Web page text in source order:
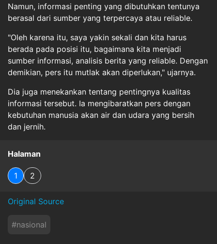
Namun, informasi penting yang dibutuhkan tentunya
berasal dari sumber yang terpercaya atau reliable.
"Oleh karena itu, saya yakin sekali dan kita harus
berada pada posisi itu, bagaimana kita menjadi
sumber informasi, analisis berita yang reliable. Dengan
demikian, pers itu mutlak akan diperlukan," ujarnya.
Dia juga menekankan tentang pentingnya kualitas
informasi tersebut. Ia mengibaratkan pers dengan
kebutuhan manusia akan air dan udara yang bersih
dan jernih.
Halaman
1 2
Original Source
#nasional